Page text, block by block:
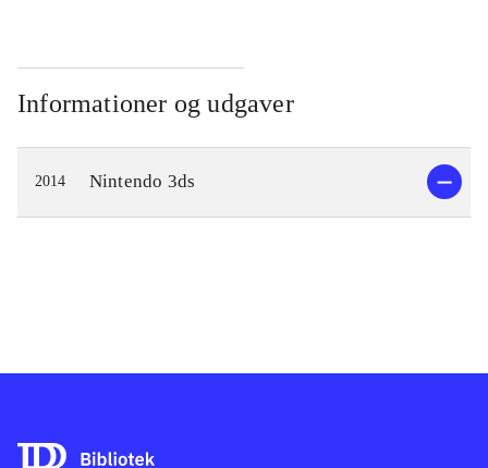
Informationer og udgaver
2014 Nintendo 3ds